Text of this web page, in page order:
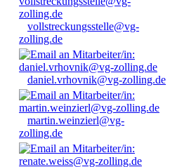
vollstreckungsstelle@vg-
zolling.de
daniel.vrhovnik@vg-zolling.de
martin.weinzierl@vg-
zolling.de